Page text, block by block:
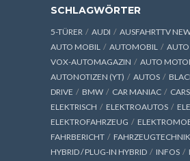
SCHLAGWÖRTER
5-TÜRER AUDI AUSFAHRTTV
AUTO MOBIL
AUTOMOBIL
VOX-AUTOMAGAZIN
AUTO
AUTONOTIZEN (YT)
AUTOS
DRIVE
BMW CAR MANIAC CARS
ELEKTRISCH
ELEKTROAUTOS
ELEKTROFAHRZEUG
FAHRBERICHT
FAHRZEUGTECHNIK
HYBRID / PLUG-IN HYBRID
INFOS